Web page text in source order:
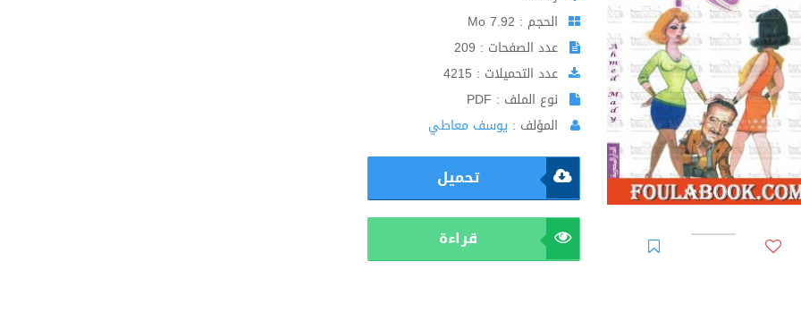
الحجم : 7.92 Mo
عدد الصفحات : 209
عدد التحميلات : 4215
نوع الملف : PDF
المؤلف : يوسف معاطي
تحميل
قراءة